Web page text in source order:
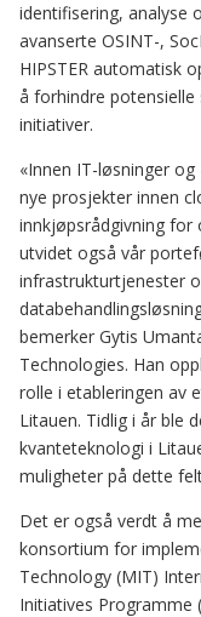
identifisering, analyse
avanserte OSINT-,
HIPSTER automatisk
å forhindre potensielle
initiativer.
«Innen IT-løsninger
nye prosjekter innen
innkjøpsrådgivning for
utvidet også vår
infrastrukturtjenester
bemerker Gytis
Technologies. Han
rolle i etableringen av
Litauen. Tidlig i år ble
kvanteteknologi i
muligheter på dette
Det er også verdt å
konsortium for
Technology (MIT)
Initiatives Programme